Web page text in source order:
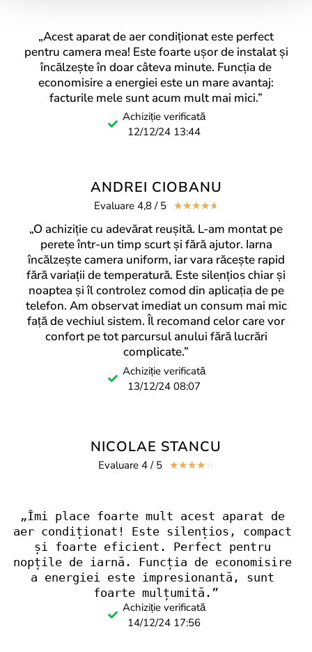
Marketing
„Acest aparat de aer condiționat este perfect
pentru camera mea! Este foarte ușor de instalat și
încălzește în doar câteva minute. Funcția de
economisire a energiei este un mare avantaj:
facturile mele sunt acum mult mai mici.”
Achiziție verificată
12/12/24 13:44
ANDREI CIOBANU
Evaluare 4,8 / 5 ☆☆☆☆☆
„O achiziție cu adevărat reușită. L-am montat pe
perete într-un timp scurt și fără ajutor. Iarna
încălzește camera uniform, iar vara răcește rapid
fără variații de temperatură. Este silențios chiar și
noaptea și îl controlez comod din aplicația de pe
telefon. Am observat imediat un consum mai mic
față de vechiul sistem. Îl recomand celor care vor
confort pe tot parcursul anului fără lucrări
complicate.”
Achiziție verificată
13/12/24 08:07
NICOLAE STANCU
Evaluare 4 / 5 ☆☆☆☆☆
„Îmi place foarte mult acest aparat de
aer condiționat! Este silențios, compact
și foarte eficient. Perfect pentru
nopțile de iarnă. Funcția de economisire
a energiei este impresionantă, sunt
foarte mulțumită.”
Achiziție verificată
14/12/24 17:56